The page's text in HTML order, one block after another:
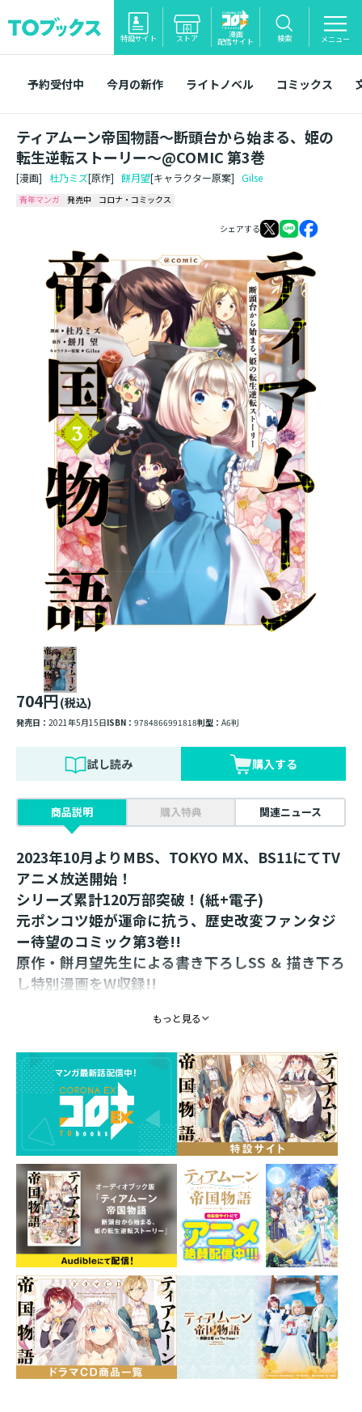
特設サイト ストア 漫画
配信サイト 検索 メニュー
予約受付中 今月の新作 ライトノベル コミックス
ティアムーン帝国物語～断頭台から始まる、姫の
転生逆転ストーリー～@COMIC 第3巻
[漫画] 杜乃ミズ[原作] 餅月望[キャラクター原案] Gilse
青年マンガ 発売中 コロナ・コミックス
シェアする
704円(税込)
発売日： 2021年5月15日ISBN： 9784866991818判型： A6判
試し読み 購入する
商品説明 購入特典 関連ニュース
2023年10月よりMBS、TOKYO MX、BS11にてTV
アニメ放送開始！
シリーズ累計120万部突破！(紙+電子)
元ポンコツ姫が運命に抗う、歴史改変ファンタジ
ー待望のコミック第3巻!!
原作・餅月望先生による書き下ろしSS ＆ 描き下ろ
し特別漫画をW収録!!
「あっ、これダメなやつですわ！」
前世の記憶をもとに恐怖しながらも仇敵と友達になった
り、アベルと乗馬やダンスを楽しんだりと学園生活を謳
歌するミーアはアンヌやクロエ、ティオーナとアベルの
ために弁当を作ることに……。
料理未経験者しかいない状況に、もう失敗する絵しか思
い浮かばないが、ミーアは自分ファーストな魂胆でいつ
も通りの奇跡を起こすことはできるのだろうか!?
身勝手なはずの行動が結果的に未来を大きく変えていく
ことになる元ポンコツ姫の運命に抗う、一世一代の歴史
改変ファンタジー！
もっと見る